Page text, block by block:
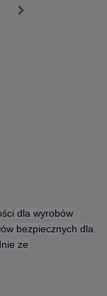
chevron_right
dla wyrobów
bezpiecznych dla
ze